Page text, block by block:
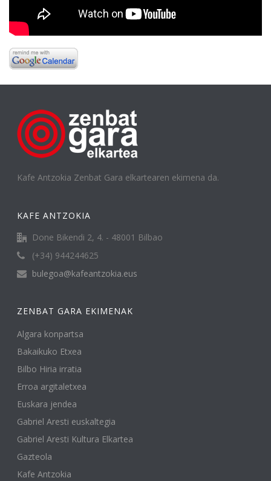
Kafe Antzokia Zenbat Gara elkartearen ekimena da.
KAFE ANTZOKIA
Done Bikendi 2, 4. - 48001 Bilbao
(+34) 944244625
bulegoa@kafeantzokia.eus
ZENBAT GARA EKIMENAK
Algara konpartsa
Bakaikuko Etxea
Bilbo Hiria irratia
Erroa argitaletxea
Euskara jendea
Gabriel Aresti euskaltegia
Gabriel Aresti Kultura Elkartea
Gazteola
Kafe Antzokia